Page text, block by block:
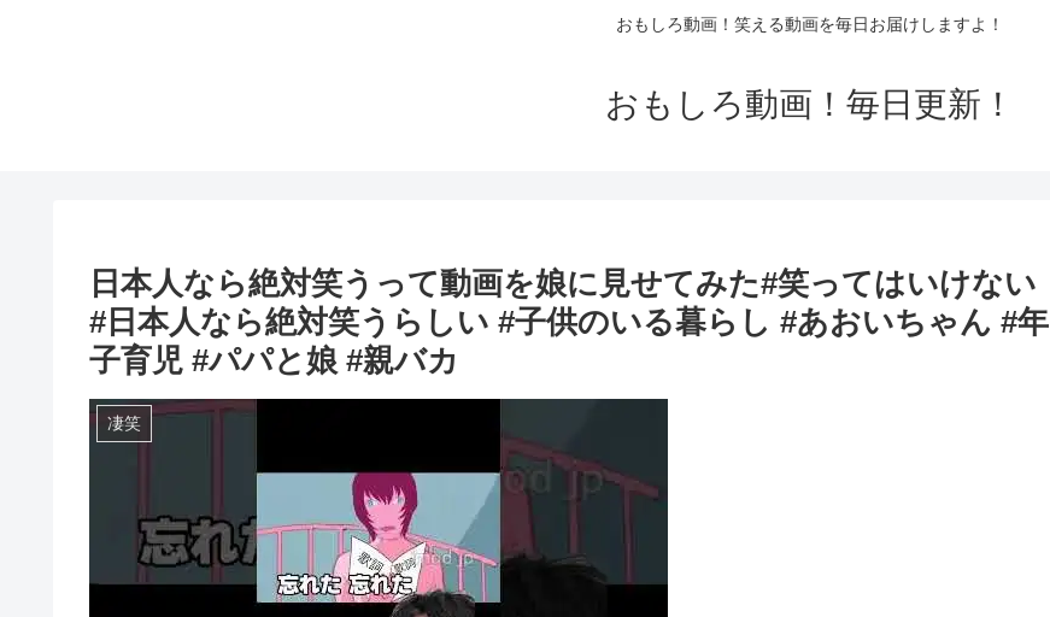
おもしろ動画！笑える動画を毎日お届けしますよ！
おもしろ動画！毎日更新！
日本人なら絶対笑うって動画を娘に見せてみた#笑ってはいけない
#日本人なら絶対笑うらしい #子供のいる暮らし #あおいちゃん #年
子育児 #パパと娘 #親バカ
凄笑